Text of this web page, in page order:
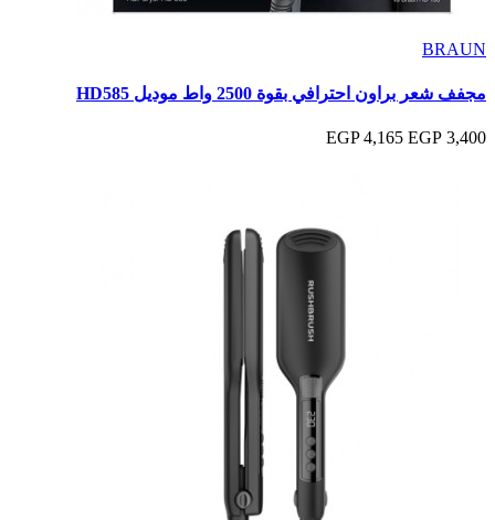
BRAUN
مجفف شعر براون احترافي بقوة 2500 واط موديل HD585
3,400 EGP
4,165 EGP